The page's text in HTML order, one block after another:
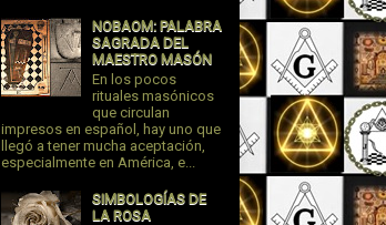
NOBAOM: PALABRA
SAGRADA DEL
MAESTRO MASÓN
En los pocos
rituales masónicos
que circulan
impresos en español, hay uno que
llegó a tener mucha aceptación,
especialmente en América, e...
SIMBOLOGÍAS DE
LA ROSA